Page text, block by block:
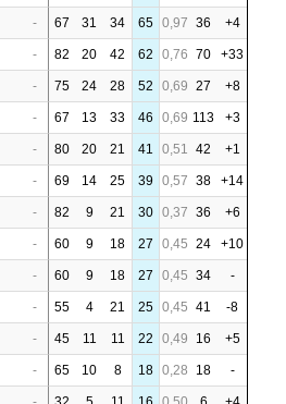
- 67 31 34 65 0,97 36 +4
- 82 20 42 62 0,76 70 +33
- 75 24 28 52 0,69 27 +8
- 67 13 33 46 0,69 113 +3
- 80 20 21 41 0,51 42 +1
- 69 14 25 39 0,57 38 +14
- 82 9 21 30 0,37 36 +6
- 60 9 18 27 0,45 24 +10
- 60 9 18 27 0,45 34 -
- 55 4 21 25 0,45 41 -8
- 45 11 11 22 0,49 16 +5
- 65 10 8 18 0,28 18 -